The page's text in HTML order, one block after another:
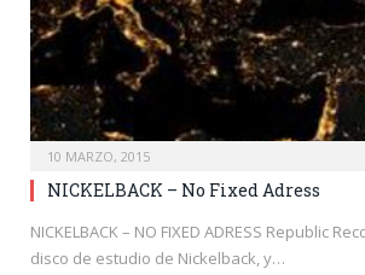
10 MARZO, 2015
NICKELBACK – No Fixed Adress
NICKELBACK – NO FIXED ADRESS Republic
disco de estudio de Nickelback, y…